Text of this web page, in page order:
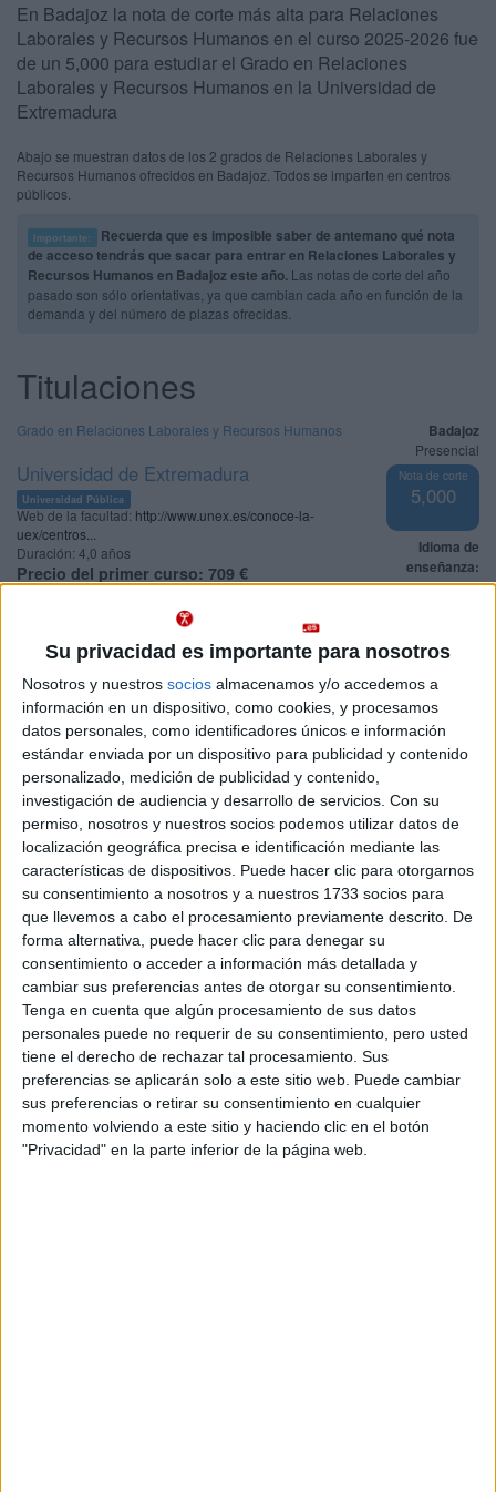
Su privacidad es importante para nosotros
Nosotros y nuestros socios almacenamos y/o accedemos a
información en un dispositivo, como cookies, y procesamos
datos personales, como identificadores únicos e información
estándar enviada por un dispositivo para publicidad y contenido
personalizado, medición de publicidad y contenido,
investigación de audiencia y desarrollo de servicios. Con su
permiso, nosotros y nuestros socios podemos utilizar datos de
localización geográfica precisa e identificación mediante las
características de dispositivos. Puede hacer clic para otorgarnos
su consentimiento a nosotros y a nuestros 1733 socios para
que llevemos a cabo el procesamiento previamente descrito. De
forma alternativa, puede hacer clic para denegar su
consentimiento o acceder a información más detallada y
cambiar sus preferencias antes de otorgar su consentimiento.
Tenga en cuenta que algún procesamiento de sus datos
personales puede no requerir de su consentimiento, pero usted
tiene el derecho de rechazar tal procesamiento. Sus
preferencias se aplicarán solo a este sitio web. Puede cambiar
sus preferencias o retirar su consentimiento en cualquier
momento volviendo a este sitio y haciendo clic en el botón
"Privacidad" en la parte inferior de la página web.
En Badajoz la nota de corte más alta para Relaciones
Laborales y Recursos Humanos en el curso 2025-2026 fue
de un 5,000 para estudiar el Grado en Relaciones
Laborales y Recursos Humanos en la Universidad de
Extremadura
Abajo se muestran datos de los 2 grados de Relaciones Laborales y
Recursos Humanos ofrecidos en Badajoz. Todos se imparten en centros
públicos.
Importante:
Recuerda que es imposible saber de antemano qué nota
de acceso tendrás que sacar para entrar en Relaciones Laborales y
Recursos Humanos en Badajoz este año. Las notas de corte del año
pasado son sólo orientativas, ya que cambian cada año en función de la
demanda y del número de plazas ofrecidas.
Titulaciones
Badajoz
Presencial
Nota de corte
5,000
Idioma de
enseñanza:
Castellano
Grado en Relaciones Laborales y Recursos Humanos
Universidad de Extremadura
Universidad Pública
Web de la facultad: http://www.unex.es/conoce-la-
uex/centros...
Duración: 4,0 años
Precio del primer curso: 709 €
Badajoz
5,000
Castellano
PCEO en Administración y Dirección de Empresas +
Universidad de Extremadura
Universidad Pública
Web de la facultad:http://www.unex.es/conoce-la-
uex/centros...
Duración:5,0 años
Precio del primer curso:1.010 €
Pídeles información ¡GRATIS!
Notas de corte Relaciones
Laborales y Recursos
Humanos por provincias
Oferta en toda España
Relaciones Laborales y Recursos Humanos A Coruña
Relaciones Laborales y Recursos Humanos Albacete